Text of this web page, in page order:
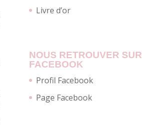
Livre d’or
NOUS RETROUVER SUR
FACEBOOK
Profil Facebook
Page Facebook